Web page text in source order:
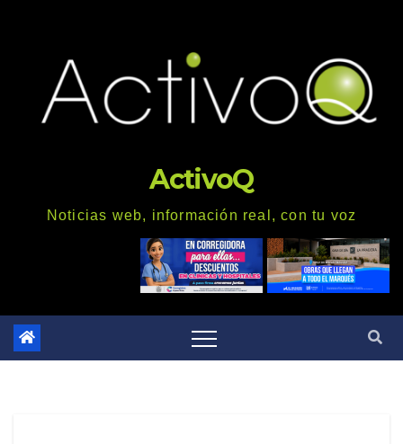
ActivoQ
Noticias web, información real, con tu voz